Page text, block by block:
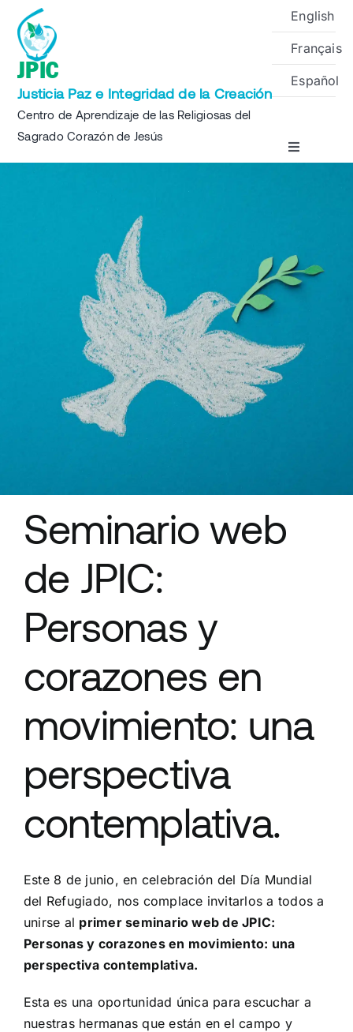
content
JPIC
Justicia Paz e Integridad de la Creación
Centro de Aprendizaje de las Religiosas del
Sagrado Corazón de Jesús
English
Français
Español
Toggle
Recursos
Seminario web
de JPIC:
Personas y
corazones en
movimiento: una
perspectiva
contemplativa.
Este 8 de junio, en celebración del Día Mundial
del Refugiado, nos complace invitarlos a todos a
unirse al primer seminario web de JPIC:
Personas y corazones en movimiento: una
perspectiva contemplativa.
Esta es una oportunidad única para escuchar a
nuestras hermanas que están en el campo y